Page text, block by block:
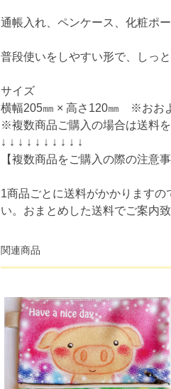
通帳入れ、ペンケース、化粧ポ
普段使いをしやすい形で、しっ
サイズ
横幅205㎜ × 高さ120㎜ ※おお
※複数商品ご購入の場合は送料を
↓ ↓ ↓ ↓ ↓ ↓ ↓ ↓ ↓ ↓
【複数商品をご購入の際の注意事
1商品ごとに送料がかかります
い。おまとめした送料でご案内致
関連商品